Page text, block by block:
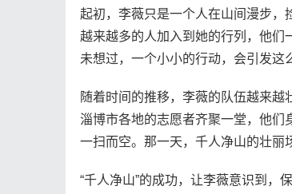
起初，李薇只是一个人在山间漫步，
越来越多的人加入到她的行列，他们
未想过，一个小小的行动，会引发这
随着时间的推移，李薇的队伍越来越
淄博市各地的志愿者齐聚一堂，他
一扫而空。那一天，千人净山的壮丽
“千人净山”的成功，让李薇意识到，